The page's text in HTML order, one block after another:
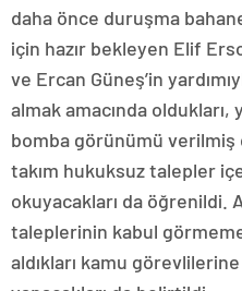
daha önce duruşma
için hazır bekleyen Elif
ve Ercan Güneş’in
almak amacında oldukları,
bomba görünümü
takım hukuksuz talepler
okuyacakları da öğrenildi.
taleplerinin kabul
aldıkları kamu